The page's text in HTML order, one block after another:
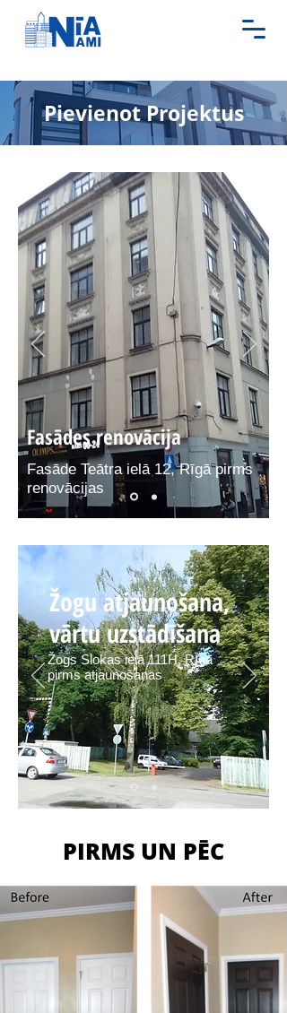
Pievienot Projektus
Fasādes renovācija
Fasāde Teātra ielā 12, Rīgā pirms
renovācijas
Žogu atjaunošana,
vārtu uzstādīšana
Žogs Slokas ielā 111H, RĪgā
pirms atjaunošanas
PIRMS UN PĒC